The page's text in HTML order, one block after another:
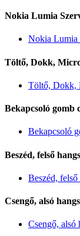
Nokia Lumia
Nokia Lumia
Töltő, Dokk,
Töltő, Dokk,
Bekapcsoló gomb
Bekapcsoló
Beszéd, felső
Beszéd, felső
Csengő, alsó
Csengő, alsó